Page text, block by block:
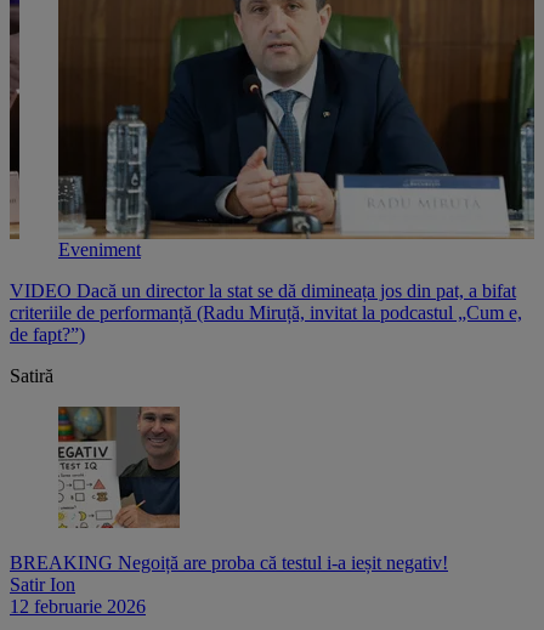
Eveniment
VIDEO Dacă un director la stat se dă dimineața jos din pat, a bifat
criteriile de performanță (Radu Miruță, invitat la podcastul „Cum e,
de fapt?”)
Satiră
BREAKING Negoiță are proba că testul i-a ieșit negativ!
Satir Ion
12 februarie 2026